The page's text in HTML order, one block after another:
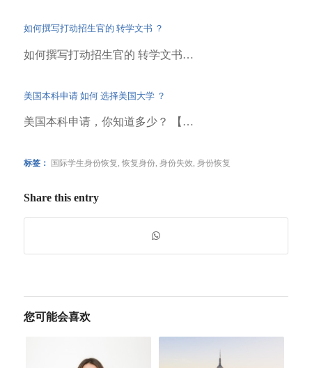
如何撰写打动招生官的 转学文书 ？
如何撰写打动招生官的 转学文书…
美国本科申请 如何 选择美国大学 ？
美国本科申请，你知道多少？ 【…
标签： 国际学生身份恢复, 恢复身份, 身份失效, 身份恢复
Share this entry
您可能会喜欢